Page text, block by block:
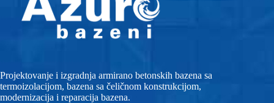
Projektovanje i izgradnja armirano betonskih bazena sa
termoizolacijom, bazena sa čeličnom konstrukcijom,
modernizacija i reparacija bazena.